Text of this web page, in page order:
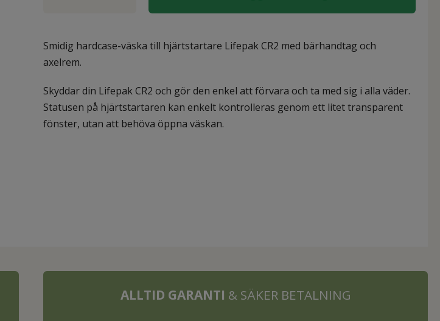
Smidig hardcase-väska till hjärtstartare Lifepak CR2 med bärhandtag och
axelrem.
Skyddar din Lifepak CR2 och gör den enkel att förvara och ta med sig i alla väder.
Statusen på hjärtstartaren kan enkelt kontrolleras genom ett litet transparent
fönster, utan att behöva öppna väskan.
ALLTID GARANTI & SÄKER BETALNING